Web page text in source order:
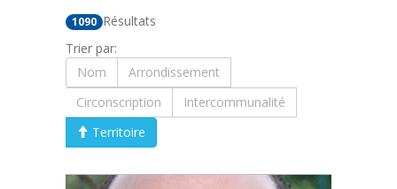
1090 Résultats
Trier par:
Nom
Arrondissement
Circonscription
Intercommunalité
Territoire